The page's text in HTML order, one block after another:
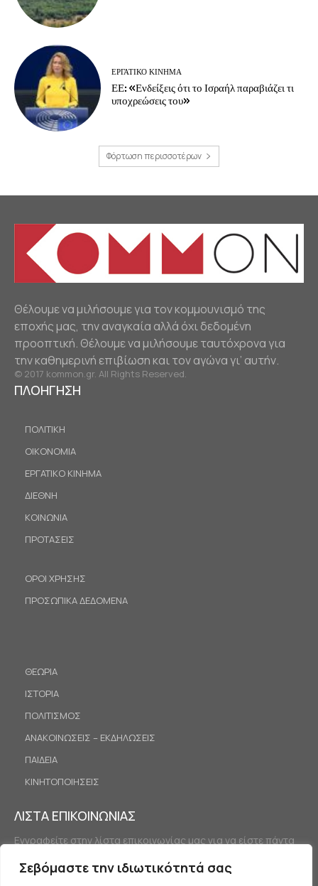
Σεβόμαστε την ιδιωτικότητά σας
ΕΡΓΑΤΙΚΟ ΚΙΝΗΜΑ
ΕΕ: «Ενδείξεις ότι το Ισραήλ παραβιάζει τι
υποχρεώσεις του»
Φόρτωση περισσοτέρων
Θέλουμε να μιλήσουμε για τον κομμουνισμό της
εποχής μας, την αναγκαία αλλά όχι δεδομένη
προοπτική. Θέλουμε να μιλήσουμε ταυτόχρονα για
την καθημερινή επιβίωση και τον αγώνα γι’ αυτήν.
© 2017 kommon.gr. All Rights Reserved.
ΠΛΟΗΓΗΣΗ
ΠΟΛΙΤΙΚΗ
ΟΙΚΟΝΟΜΙΑ
ΕΡΓΑΤΙΚΟ ΚΙΝΗΜΑ
ΔΙΕΘΝΗ
ΚΟΙΝΩΝΙΑ
ΠΡΟΤΑΣΕΙΣ
ΟΡΟΙ ΧΡΗΣΗΣ
ΠΡΟΣΩΠΙΚΑ ΔΕΔΟΜΕΝΑ
ΘΕΩΡΙΑ
ΙΣΤΟΡΙΑ
ΠΟΛΙΤΙΣΜΟΣ
ΑΝΑΚΟΙΝΩΣΕΙΣ – ΕΚΔΗΛΩΣΕΙΣ
ΠΑΙΔΕΙΑ
ΚΙΝΗΤΟΠΟΙΗΣΕΙΣ
ΛΙΣΤΑ ΕΠΙΚΟΙΝΩΝΙΑΣ
Εγγραφείτε στην λίστα επικοινωνίας μας για να είστε πάντα